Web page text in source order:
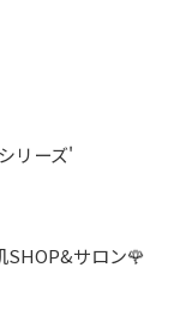
リーズ'
SHOP&サロン🌹